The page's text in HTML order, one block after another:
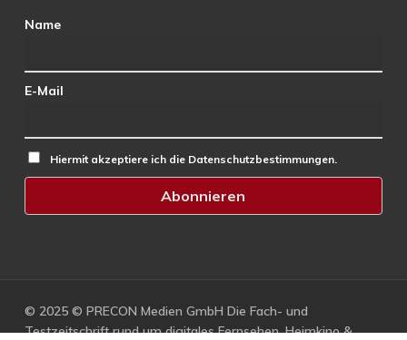
Name
E-Mail
Hiermit akzeptiere ich die Datenschutzbestimmungen.
© 2025 © PRECON Medien GmbH Die Fach- und
Testzeitschrift rund um digitales Fernsehen, Heimkino &